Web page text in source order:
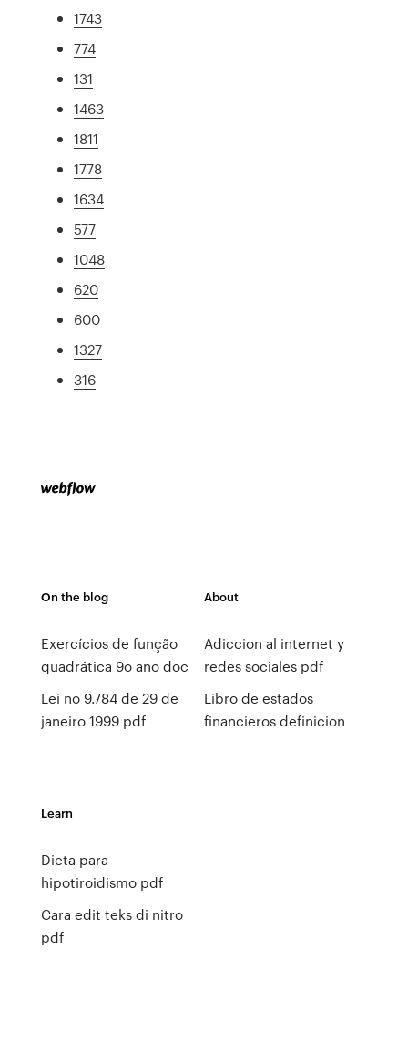
1743
774
131
1463
1811
1778
1634
577
1048
620
600
1327
316
On the blog
Exercícios de função
quadrática 9o ano doc
Lei no 9.784 de 29 de
janeiro 1999 pdf
About
Adiccion al internet y
redes sociales pdf
Libro de estados
financieros definicion
Learn
Dieta para
hipotiroidismo pdf
Cara edit teks di nitro
pdf